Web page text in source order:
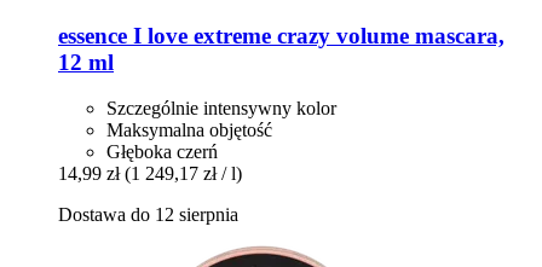
essence I love extreme crazy volume mascara,
12 ml
Szczególnie intensywny kolor
Maksymalna objętość
Głęboka czerń
14,99 zł (1 249,17 zł / l)
Dostawa do 12 sierpnia